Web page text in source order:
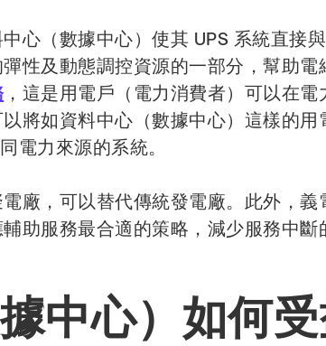
心（數據中心）使其 UPS 系統直接
性及動態調控資源的一部分，幫助
，這是用電戶（電力消費者）可以在
將如資料中心（數據中心）這樣的
電力來源的系統。
廠，可以替代傳統發電廠。此外，
助服務最合適的策略，減少服務中
中心）如何受